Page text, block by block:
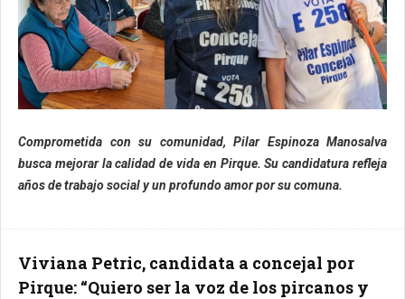
Comprometida con su comunidad, Pilar Espinoza Manosalva
busca mejorar la calidad de vida en Pirque. Su candidatura refleja
años de trabajo social y un profundo amor por su comuna.
Viviana Petric, candidata a concejal por
Pirque: “Quiero ser la voz de los pircanos y